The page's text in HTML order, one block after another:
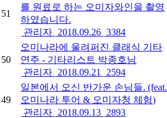
51
를 원료로 하는 오미자와인을 촬영
하였습니다.
관리자 2018.09.26 3384
50
오미나라에 울려퍼진 클래식 기타
연주 - 기타리스트 박종호님
관리자 2018.09.21 2594
49
일본에서 오신 반가운 손님들. (feat.
오미나라 투어 & 오미자청 체험)
관리자 2018.09.13 2893